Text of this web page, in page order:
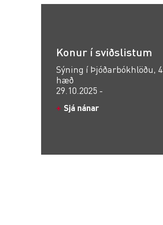
Konur í sviðslistum
Sýning í Þjóðarbókhlöðu, 4
hæð
29.10.2025 -
Sjá nánar